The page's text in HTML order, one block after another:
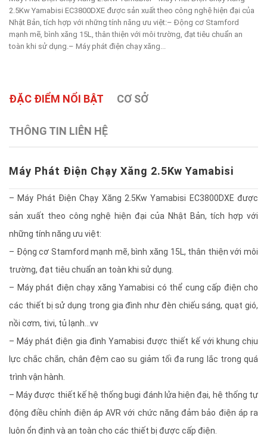
2.5Kw Yamabisi EC3800DXE được sản xuất theo công nghệ hiện đại của
Nhật Bản, tích hợp với những tính năng ưu việt:– Động cơ Stamford
mạnh mẽ, bình xăng 15L, thân thiện với môi trường, đạt tiêu chuẩn an
toàn khi sử dụng.– Máy phát điện chạy xăng...
ĐẶC ĐIỂM NỔI BẬT CƠ SỞ
THÔNG TIN LIÊN HỆ
Máy Phát Điện Chạy Xăng 2.5Kw Yamabisi
– Máy Phát Điện Chạy Xăng 2.5Kw Yamabisi EC3800DXE được
sản xuất theo công nghệ hiện đại của Nhật Bản, tích hợp với
những tính năng ưu việt:
– Động cơ Stamford mạnh mẽ, bình xăng 15L, thân thiện với môi
trường, đạt tiêu chuẩn an toàn khi sử dụng.
– Máy phát điện chạy xăng Yamabisi có thể cung cấp điện cho
các thiết bị sử dụng trong gia đình như đèn chiếu sáng, quạt gió,
nồi cơm, tivi, tủ lạnh…vv
– Máy phát điện gia đình Yamabisi được thiết kế với khung chịu
lực chắc chắn, chân đệm cao su giảm tối đa rung lắc trong quá
trình vận hành.
– Máy được thiết kế hệ thống bugi đánh lửa hiện đại, hệ thống tự
động điều chỉnh điện áp AVR với chức năng đảm bảo điện áp ra
luôn ổn định và an toàn cho các thiết bị được cấp điện.